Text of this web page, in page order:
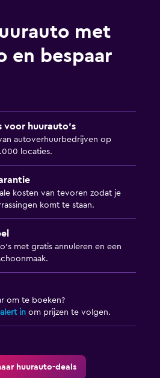
met
en bespaar
voor huurauto's
autoverhuurbedrijven op
locaties.
kosten van tevoren zodat je
komt te staan.
met gratis annuleren en een
om te boeken?
in om prijzen te volgen.
huurauto-deals